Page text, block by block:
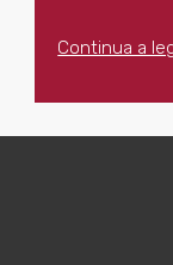
Continua a